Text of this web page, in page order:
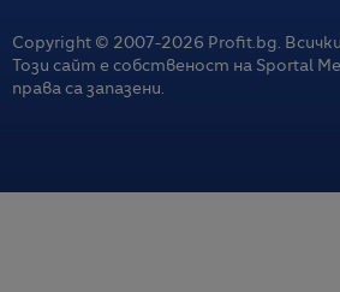
Copyright © 2007-2026 Profit.bg.
Този сайт е собственост на Sportal
права са запазени.